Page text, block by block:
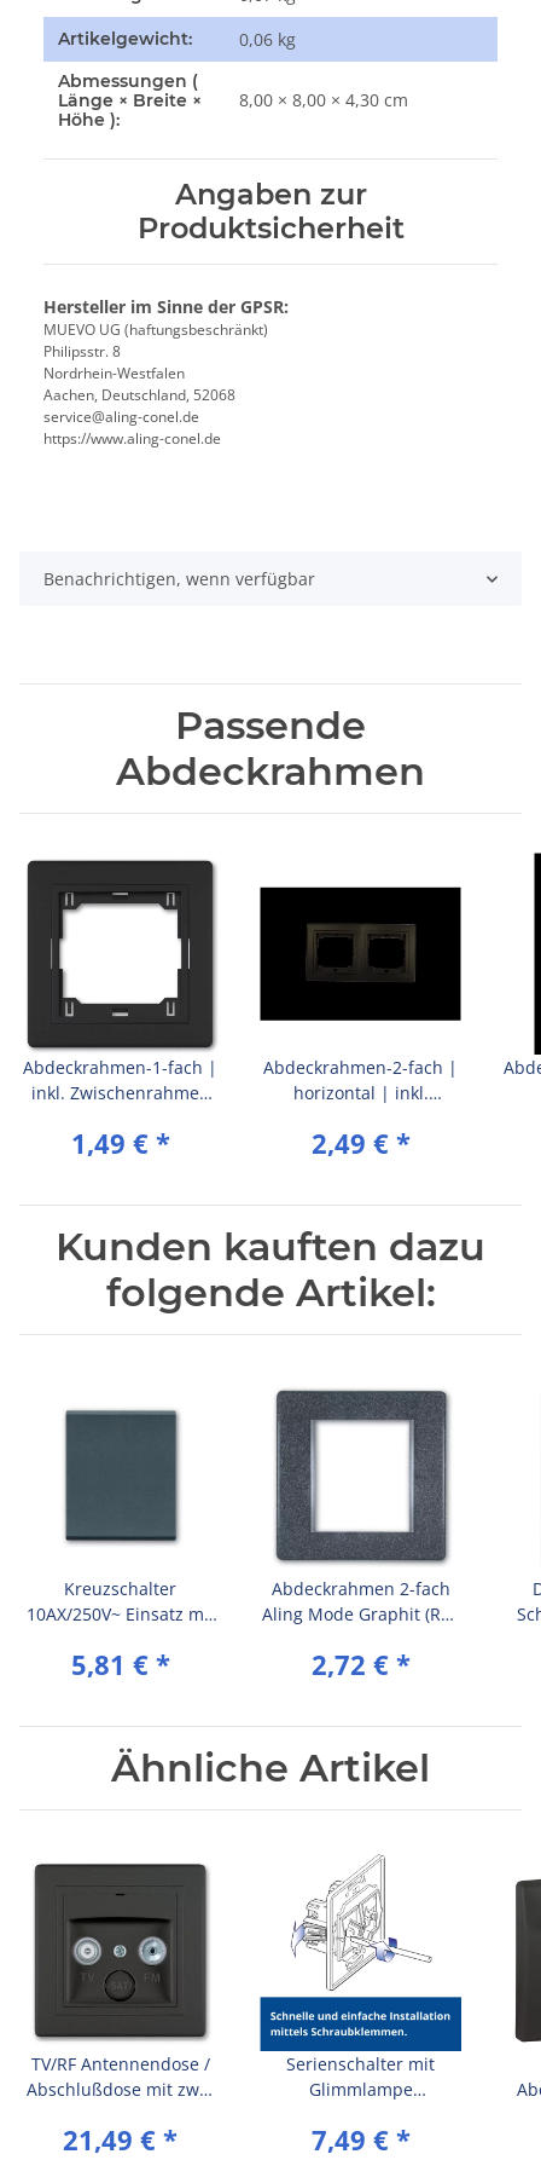
Artikelgewicht: 0,06 kg
Abmessungen (
Länge × Breite ×
Höhe ):
8,00 × 8,00 × 4,30 cm
Angaben zur
Produktsicherheit
Hersteller im Sinne der GPSR:
MUEVO UG (haftungsbeschränkt)
Philipsstr. 8
Nordrhein-Westfalen
Aachen, Deutschland, 52068
service@aling-conel.de
https://www.aling-conel.de
Benachrichtigen, wenn verfügbar
Passende
Abdeckrahmen
Abdeckrahmen-1-fach |
inkl. Zwischenrahmen
(Soft Touch)
1,49 € *
Abdeckrahmen-2-fach |
horizontal | inkl.
(komplett) | Schwarz
2,49 € *
Kunden kauften dazu
folgende Artikel:
Kreuzschalter
10AX/250V~ Einsatz mit
(RAL 7016)
5,81 € *
Abdeckrahmen 2-fach
Aling Mode Graphit (RAL
2,72 € *
Ähnliche Artikel
TV/RF Antennendose /
Abschlußdose mit zwei
(komplett) Schwarz (Soft
21,49 € *
Serienschalter mit
Glimmlampe
(komplett) Schwarz (Soft
7,49 € *